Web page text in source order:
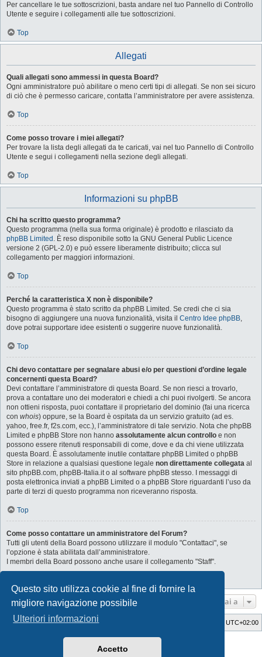
Questo sito utilizza cookie al fine di fornire la
migliore navigazione possibile
Ulteriori informazioni
Accetto
Per cancellare le tue sottoscrizioni, basta andare nel tuo Pannello di Controllo
Utente e seguire i collegamenti alle tue sottoscrizioni.
Top
Allegati
Quali allegati sono ammessi in questa Board?
Ogni amministratore può abilitare o meno certi tipi di allegati. Se non sei sicuro
di ciò che è permesso caricare, contatta l’amministratore per avere assistenza.
Top
Come posso trovare i miei allegati?
Per trovare la lista degli allegati da te caricati, vai nel tuo Pannello di Controllo
Utente e segui i collegamenti nella sezione degli allegati.
Top
Informazioni su phpBB
Chi ha scritto questo programma?
Questo programma (nella sua forma originale) è prodotto e rilasciato da
phpBB Limited . È reso disponibile sotto la GNU General Public Licence
versione 2 (GPL-2.0) e può essere liberamente distribuito; clicca sul
collegamento per maggiori informazioni.
Top
Perché la caratteristica X non è disponibile?
Questo programma è stato scritto da phpBB Limited. Se credi che ci sia
bisogno di aggiungere una nuova funzionalità, visita il Centro Idee phpBB,
dove potrai supportare idee esistenti o suggerire nuove funzionalità.
Top
Chi devo contattare per segnalare abusi e/o per questioni d’ordine legale
concernenti questa Board?
Devi contattare l’amministratore di questa Board. Se non riesci a trovarlo,
prova a contattare uno dei moderatori e chiedi a chi puoi rivolgerti. Se ancora
non ottieni risposta, puoi contattare il proprietario del dominio (fai una ricerca
con whois) oppure, se la Board è ospitata da un servizio gratuito (ad es.
yahoo, free.fr, f2s.com, ecc.), l’amministratore di tale servizio. Nota che phpBB
Limited e phpBB Store non hanno assolutamente alcun controllo e non
possono essere ritenuti responsabili di come, dove e da chi viene utilizzata
questa Board. È assolutamente inutile contattare phpBB Limited o phpBB
Store in relazione a qualsiasi questione legale non direttamente collegata al
sito phpBB.com, phpBB-Italia.it o al software phpBB stesso. I messaggi di
posta elettronica inviati a phpBB Limited o a phpBB Store riguardanti l’uso da
parte di terzi di questo programma non riceveranno risposta.
Top
Come posso contattare un amministratore del Forum?
Tutti gli utenti della Board possono utilizzare il modulo "Contattaci", se
l’opzione è stata abilitata dall’amministratore.
I membri della Board possono anche usare il collegamento "Staff".
Vai a
Indice UTC+02:00
GTA game
phpBB® Forum Software © phpBB Limited